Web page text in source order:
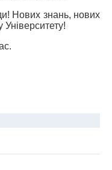
Нових знань, нових
Університету!